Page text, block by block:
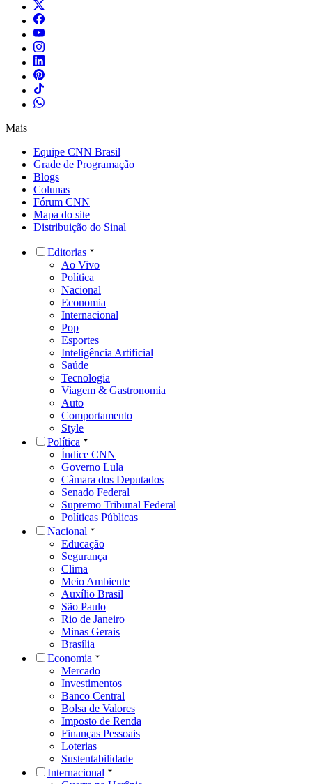
Mais
Equipe CNN Brasil
Grade de Programação
Blogs
Colunas
Fórum CNN
Mapa do site
Distribuição do Sinal
Editorias
Ao Vivo
Política
Nacional
Economia
Internacional
Pop
Esportes
Inteligência Artificial
Saúde
Tecnologia
Viagem & Gastronomia
Auto
Comportamento
Style
Política
Índice CNN
Governo Lula
Câmara dos Deputados
Senado Federal
Supremo Tribunal Federal
Políticas Públicas
Nacional
Educação
Segurança
Clima
Meio Ambiente
Auxílio Brasil
São Paulo
Rio de Janeiro
Minas Gerais
Brasília
Economia
Mercado
Investimentos
Banco Central
Bolsa de Valores
Imposto de Renda
Finanças Pessoais
Loterias
Sustentabilidade
Internacional